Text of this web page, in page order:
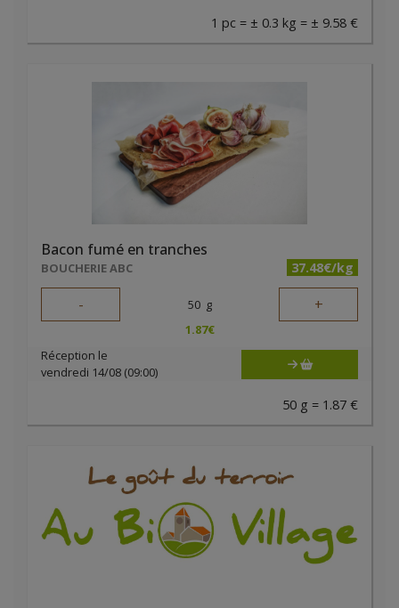
1 pc = ± 0.3 kg = ± 9.58 €
Bacon fumé en tranches
BOUCHERIE ABC 37.48€/kg
- 50 g +
1.87€
Réception le
vendredi 14/08 (09:00)
50 g = 1.87 €